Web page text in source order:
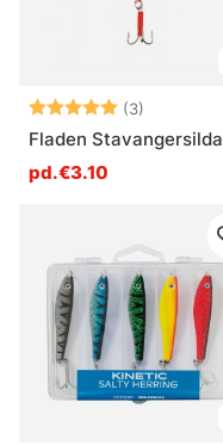
Note: (3)
Fladen Stavangersilda
pd.€3.10